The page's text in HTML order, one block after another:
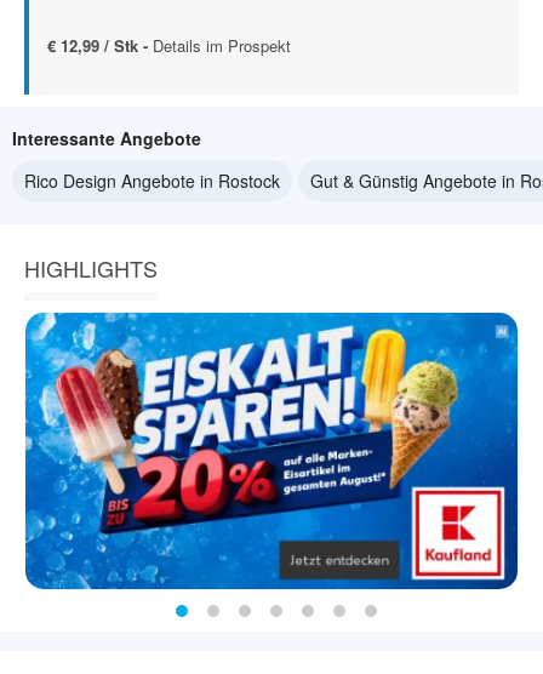
€ 12,99 / Stk - Details im Prospekt
Interessante Angebote
Rico Design Angebote in Rostock
Gut & Günstig Angebote in
HIGHLIGHTS